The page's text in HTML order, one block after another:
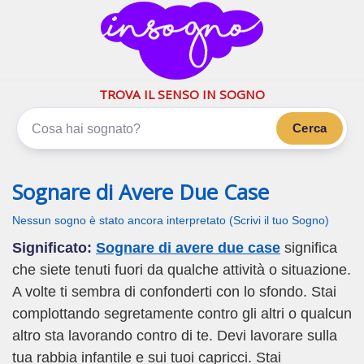
inSogno.com
I sogni significano di piùTROVA IL SENSO IN SOGNO
Cerca
Sognare di Avere Due Case
Nessun sogno è stato ancora interpretato (Scrivi il tuo Sogno)
Significato: Sognare di avere due case significa
che siete tenuti fuori da qualche attività o situazione.
A volte ti sembra di confonderti con lo sfondo. Stai
complottando segretamente contro gli altri o qualcun
altro sta lavorando contro di te. Devi lavorare sulla
tua rabbia infantile e sui tuoi capricci. Stai